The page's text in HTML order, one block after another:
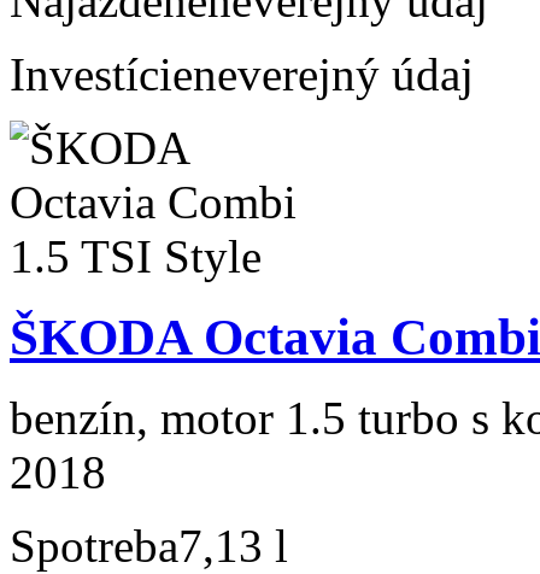
Investícieneverejný údaj
ŠKODA Octavia
benzín, motor 1.5 turbo s
2018
Spotreba7,13 l